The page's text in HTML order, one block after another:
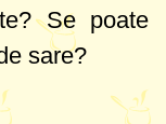
Se poate
sare?